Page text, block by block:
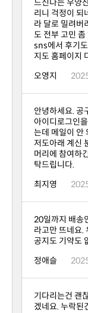
지도 홈페이지
오영지
안녕하세요. 공
탁드립니다.
최지영
공지도 기약도
정애슬
겠네요. 누락된